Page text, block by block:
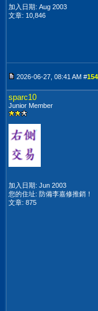
加入日期: Aug 2003
文章: 10,846
2026-06-27, 08:41 AM #154
sparc10
Junior Member
加入日期: Jun 2003
您的住址: 防備李嘉修推銷！
文章: 875